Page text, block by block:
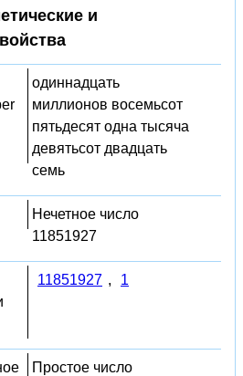
и
одиннадцать
миллионов восемьсот
пятьдесят одна тысяча
девятьсот двадцать
семь
Нечетное число
11851927
11851927 , 1
Простое число